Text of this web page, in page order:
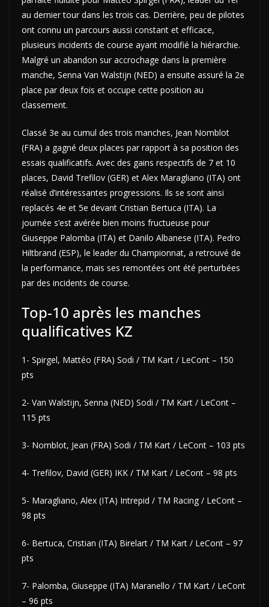
au dernier tour dans les trois cas. Derrière, peu de pilotes
ont connu un parcours aussi constant et efficace,
plusieurs incidents de course ayant modifié la hiérarchie.
Malgré un abandon sur accrochage dans la première
manche, Senna Van Walstijn (NED) a ensuite assuré la 2e
place par deux fois et occupe cette position au
classement.
Classé 3e au cumul des trois manches, Jean Nomblot
(FRA) a gagné deux places par rapport à sa position des
essais qualificatifs. Avec des gains respectifs de 7 et 10
places, David Trefilov (GER) et Alex Maragliano (ITA) ont
réalisé d’intéressantes progressions. Ils se sont ainsi
replacés 4e et 5e devant Cristian Bertuca (ITA). La
journée s’est avérée bien moins fructueuse pour
Giuseppe Palomba (ITA) et Danilo Albanese (ITA). Pedro
Hiltbrand (ESP), le leader du Championnat, a retrouvé de
la performance, mais ses remontées ont été perturbées
par des incidents de course.
Top-10 après les manches
qualificatives KZ
1- Spirgel, Mattéo (FRA) Sodi / TM Kart / LeCont – 150
pts
2- Van Walstijn, Senna (NED) Sodi / TM Kart / LeCont –
115 pts
3- Nomblot, Jean (FRA) Sodi / TM Kart / LeCont – 103 pts
4- Trefilov, David (GER) IKK / TM Kart / LeCont – 98 pts
5- Maragliano, Alex (ITA) Intrepid / TM Racing / LeCont –
98 pts
6- Bertuca, Cristian (ITA) Birelart / TM Kart / LeCont – 97
pts
7- Palomba, Giuseppe (ITA) Maranello / TM Kart / LeCont
– 96 pts